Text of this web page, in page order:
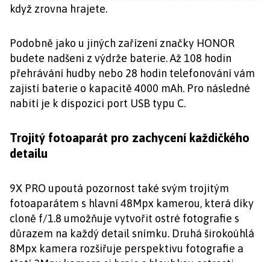
když zrovna hrajete.
Podobně jako u jiných zařízení značky HONOR
budete nadšeni z výdrže baterie. Až 108 hodin
přehrávání hudby nebo 28 hodin telefonování vám
zajistí baterie o kapacitě 4000 mAh. Pro následné
nabití je k dispozici port USB typu C.
Trojitý fotoaparát pro zachycení každičkého
detailu
9X PRO upoutá pozornost také svým trojitým
fotoaparátem s hlavní 48Mpx kamerou, která díky
cloně f/1.8 umožňuje vytvořit ostré fotografie s
důrazem na každý detail snímku. Druhá širokoúhlá
8Mpx kamera rozšiřuje perspektivu fotografie a